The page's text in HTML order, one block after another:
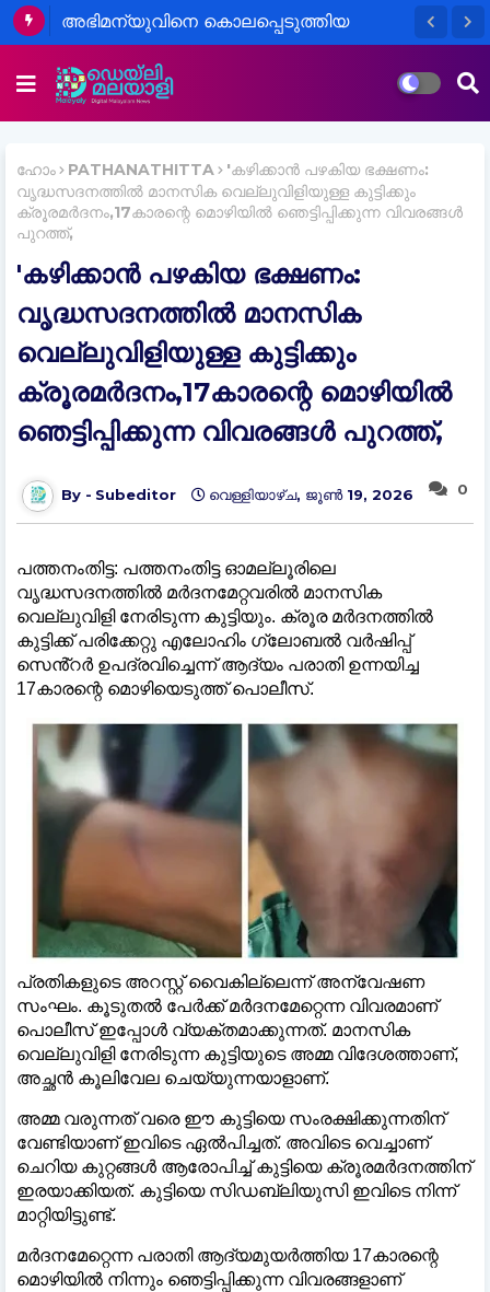
അഭിമന്യുവിനെ കൊലപ്പെടുത്തിയ
ഹാജരാകാത്തതിൽ കോടതിക്ക് അതൃപ്തി
ഹോം PATHANATHITTA
'കഴിക്കാൻ പഴകിയ ഭക്ഷണം:
വൃദ്ധസദനത്തില്‍ മാനസിക വെല്ലുവിളിയുള്ള കുട്ടിക്കും
ക്രൂരമര്‍ദനം,17കാരന്റെ മൊഴിയിൽ ഞെട്ടിപ്പിക്കുന്ന വിവരങ്ങൾ
പുറത്ത്,
'കഴിക്കാൻ പഴകിയ ഭക്ഷണം:
വൃദ്ധസദനത്തില്‍ മാനസിക
വെല്ലുവിളിയുള്ള കുട്ടിക്കും
ക്രൂരമര്‍ദനം,17കാരന്റെ മൊഴിയിൽ
ഞെട്ടിപ്പിക്കുന്ന വിവരങ്ങൾ പുറത്ത്,
0
Subeditor വെള്ളിയാഴ്‌ച, ജൂൺ 19, 2026
പത്തനംതിട്ട: പത്തനംതിട്ട ഓമല്ലൂരിലെ
വൃദ്ധസദനത്തില്‍ മർദനമേറ്റവരില്‍ മാനസിക
വെല്ലുവിളി നേരിടുന്ന കുട്ടിയും. ക്രൂര മർദനത്തില്‍
കുട്ടിക്ക് പരിക്കേറ്റു എലോഹിം ഗ്ലോബല്‍ വർഷിപ്പ്
സെൻ്റർ ഉപദ്രവിച്ചെന്ന് ആദ്യം പരാതി ഉന്നയിച്ച
17കാരന്റെ മൊഴിയെടുത്ത് പൊലീസ്.
പ്രതികളുടെ അറസ്റ്റ് വൈകില്ലെന്ന് അന്വേഷണ
സംഘം. കൂടുതല്‍ പേർക്ക് മർദനമേറ്റെന്ന വിവരമാണ്
പൊലീസ് ഇപ്പോള്‍ വ്യക്തമാക്കുന്നത്. മാനസിക
വെല്ലുവിളി നേരിടുന്ന കുട്ടിയുടെ അമ്മ വിദേശത്താണ്,
അച്ഛൻ കൂലിവേല ചെയ്യുന്നയാളാണ്.
അമ്മ വരുന്നത് വരെ ഈ കുട്ടിയെ സംരക്ഷിക്കുന്നതിന്
വേണ്ടിയാണ് ഇവിടെ ഏല്‍പിച്ചത്. അവിടെ വെച്ചാണ്
ചെറിയ കുറ്റങ്ങള്‍ ആരോപിച്ച്‌ കുട്ടിയെ ക്രൂരമർദനത്തിന്
ഇരയാക്കിയത്. കുട്ടിയെ സിഡബ്ലിയുസി ഇവിടെ നിന്ന്
മാറ്റിയിട്ടുണ്ട്.
മർദനമേറ്റെന്ന പരാതി ആദ്യമുയർത്തിയ 17കാരന്റെ
മൊഴിയില്‍ നിന്നും ഞെട്ടിപ്പിക്കുന്ന വിവരങ്ങളാണ്